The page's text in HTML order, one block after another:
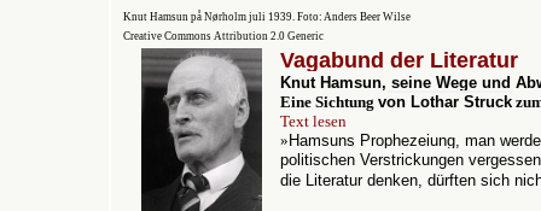
Knut Hamsun på Nørholm juli 1939. Foto: Anders Beer Wilse
Creative Commons Attribution 2.0 Generic
Vagabund der Literatur
Knut Hamsun, seine Wege und
Eine Sichtung von Lothar Struck
Text lesen
» Hamsuns Prophezeiung, man
politischen Verstrickungen
die Literatur denken, dürften sich